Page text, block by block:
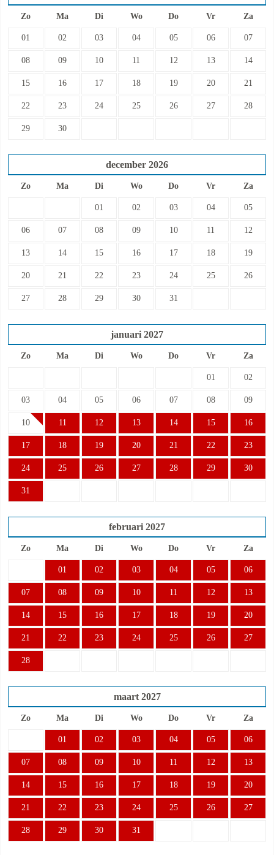
Zo Ma Di Wo Do Vr Za
01 02 03 04 05 06 07
08 09 10 11 12 13 14
15 16 17 18 19 20 21
22 23 24 25 26 27 28
29 30
december 2026
Zo Ma Di Wo Do Vr Za
01 02 03 04 05
06 07 08 09 10 11 12
13 14 15 16 17 18 19
20 21 22 23 24 25 26
27 28 29 30 31
januari 2027
Zo Ma Di Wo Do Vr Za
01 02
03 04 05 06 07 08 09
10 11 12 13 14 15 16
17 18 19 20 21 22 23
24 25 26 27 28 29 30
31
februari 2027
Zo Ma Di Wo Do Vr Za
01 02 03 04 05 06
07 08 09 10 11 12 13
14 15 16 17 18 19 20
21 22 23 24 25 26 27
28
maart 2027
Zo Ma Di Wo Do Vr Za
01 02 03 04 05 06
07 08 09 10 11 12 13
14 15 16 17 18 19 20
21 22 23 24 25 26 27
28 29 30 31